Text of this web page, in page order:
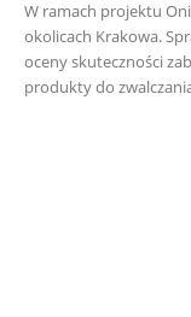
W ramach projektu
okolicach Krakowa.
oceny skuteczności
produkty do